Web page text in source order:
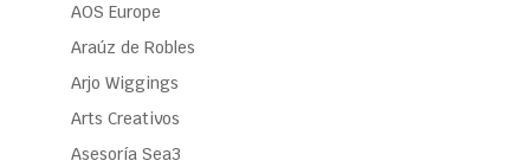
AOS Europe
Araúz de Robles
Arjo Wiggings
Arts Creativos
Asesoría Sea3